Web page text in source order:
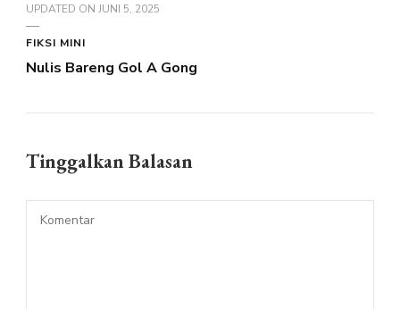
UPDATED ON JUNI 5, 2025
FIKSI MINI
Nulis Bareng Gol A Gong
Tinggalkan Balasan